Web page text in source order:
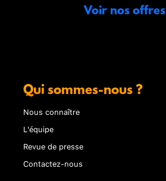
Voir nos offres
Qui sommes-nous ?
Nous connaître
L'équipe
Revue de presse
Contactez-nous